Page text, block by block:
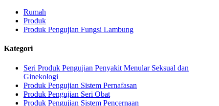
Rumah
Produk
Produk Pengujian Fungsi Lambung
Kategori
Seri Produk Pengujian Penyakit Menular Seksual dan
Ginekologi
Produk Pengujian Sistem Pernafasan
Produk Pengujian Seri Obat
Produk Pengujian Sistem Pencernaan